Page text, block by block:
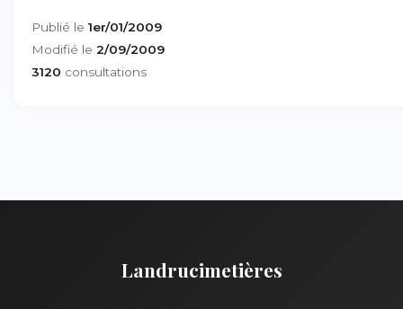
Publié le 1er/01/2009
Modifié le 2/09/2009
3120 consultations
Landrucimetières